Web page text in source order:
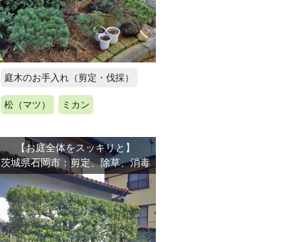
庭木のお手入れ（剪定・伐採）
松（マツ） ミカン
【お庭全体をスッキリと】
茨城県石岡市：剪定、除草、消毒